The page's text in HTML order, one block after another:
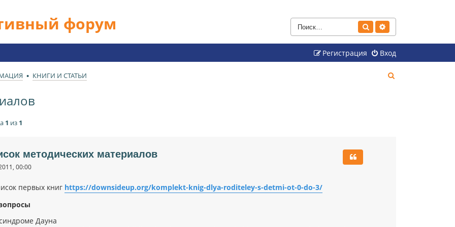
форум Поиск
Вход
Регистрация
КНИГИ И СТАТЬИ
1 из 1
методических материалов
00:00
первых книг https://downsideup.org/komplekt-knig-dlya-roditeley-s-detmi-ot-0-do-3/
Дауна